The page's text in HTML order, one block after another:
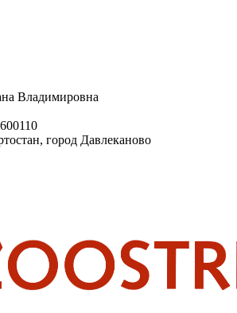
Владимировна
город Давлеканово